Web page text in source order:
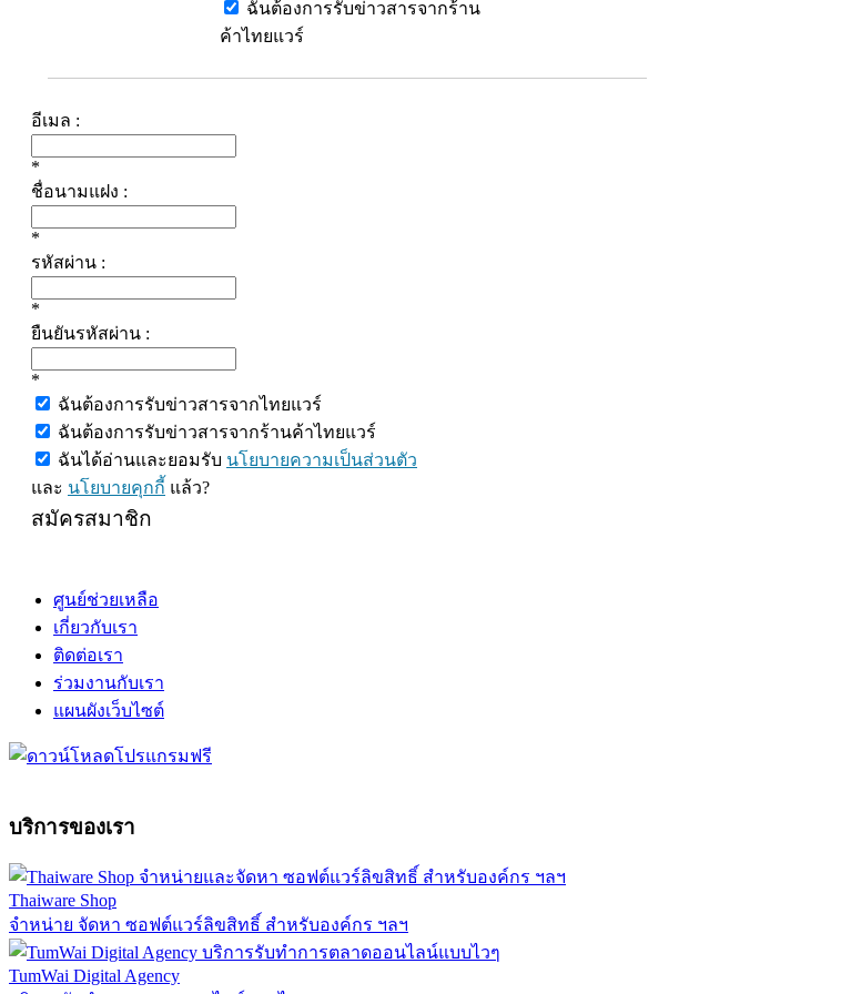
ฉันต้องการรับข่าวสารจากร้าน
ค้าไทยแวร์
อีเมล :
*
ชื่อนามแฝง :
*
รหัสผ่าน :
*
ยืนยันรหัสผ่าน :
*
ฉันต้องการรับข่าวสารจากไทยแวร์
ฉันต้องการรับข่าวสารจากร้านค้าไทยแวร์
ฉันได้อ่านและยอมรับ นโยบายความเป็นส่วนตัว
และ นโยบายคุกกี้ แล้ว?
สมัครสมาชิก
ศูนย์ช่วยเหลือ
เกี่ยวกับเรา
ติดต่อเรา
ร่วมงานกับเรา
แผนผังเว็บไซต์
บริการของเรา
Thaiware Shop
จำหน่าย จัดหา ซอฟต์แวร์ลิขสิทธิ์ สำหรับองค์กร ฯลฯ
TumWai Digital Agency